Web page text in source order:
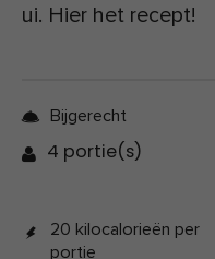
ui. Hier het recept!
Bijgerecht
4 portie(s)
20 kilocalorieën per
portie